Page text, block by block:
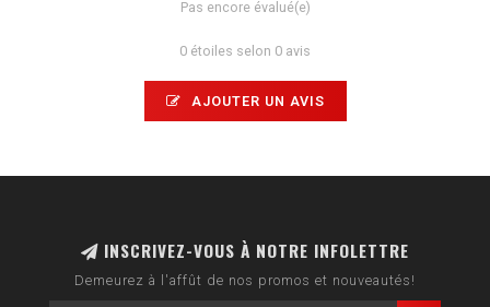
Pas encore évalué(e)
0 étoiles selon 0 avis
AJOUTER UN AVIS
INSCRIVEZ-VOUS À NOTRE INFOLETTRE
Demeurez à l'affût de nos promos et nouveautés!